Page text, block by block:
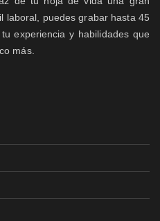
laboral, puedes grabar hasta 45
experiencia y habilidades que
más.